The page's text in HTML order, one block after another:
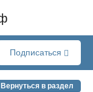
Подписаться
Вернуться в раздел